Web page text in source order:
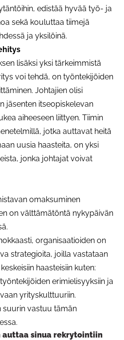
edistää hyvää työ- ja
sekä kouluttaa tiimejä
ja yksilöinä.
lisäksi yksi tärkeimmistä
voi tehdä, on työntekijöiden
Johtajien olisi
jäsenten itseopiskelevan
aiheeseen liittyen. Tiimin
jotka auttavat heitä
uusia haasteita, on yksi
jonka johtajat voivat
omaksuminen
on välttämätöntä nykypäivän
organisaatioiden on
strategioita, joilla vastataan
haasteisiin kuten:
erimielisyyksiin ja
yrityskulttuuriin.
suurin vastuu tämän
auttaa sinua rekrytointiin